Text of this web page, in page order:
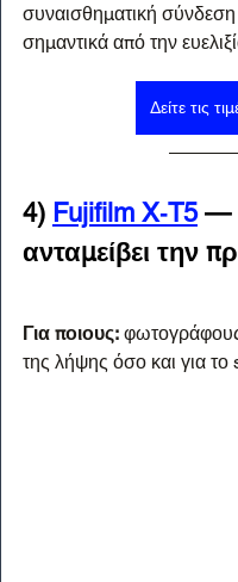
συναισθηματική σύνδεση
σημαντικά από την
Δείτε τις
4) Fujifilm X‑T5 —
ανταμείβει την
Για ποιους: φωτογράφους
της λήψης όσο και για